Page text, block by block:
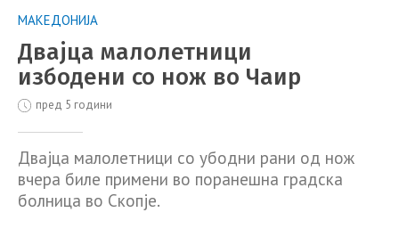
МАКЕДОНИЈА
Двајца малолетници
избодени со нож во Чаир
пред 5 години
Двајца малолетници со убодни рани од нож
вчера биле примени во поранешна градска
болница во Скопје.